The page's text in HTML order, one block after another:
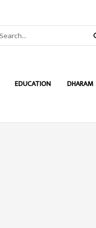
EDUCATION DHARAM